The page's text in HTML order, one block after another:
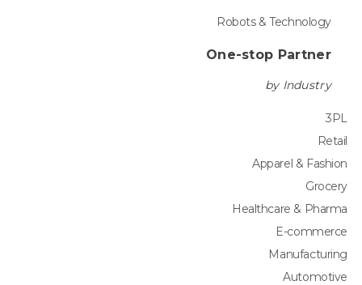
Robots & Technology
One-stop Partner
by Industry
3PL
Retail
Apparel & Fashion
Grocery
Healthcare & Pharma
E-commerce
Manufacturing
Automotive